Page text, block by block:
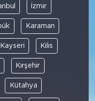
İzmir
Karaman
Kayseri Kilis
Kırşehir
Kütahya